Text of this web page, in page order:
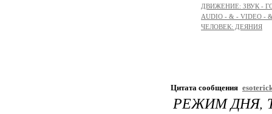
ДВИЖЕНИЕ: ЗВУК -
AUDIO - & - VIDEO -
ЧЕЛОВЕК: ДЕЯНИЯ
Цитата сообщения
РЕЖИМ ДНЯ,